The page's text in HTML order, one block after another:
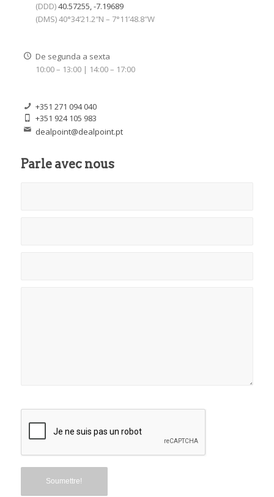
(DDD)40.57255, -7.19689
(DMS) 40°34’21.2″N – 7°11’48.8″W
De segunda a sexta
10:00 – 13:00 | 14:00 – 17:00
+351 271 094 040
+351 924 105 983
dealpoint@dealpoint.pt
Parle avec nous